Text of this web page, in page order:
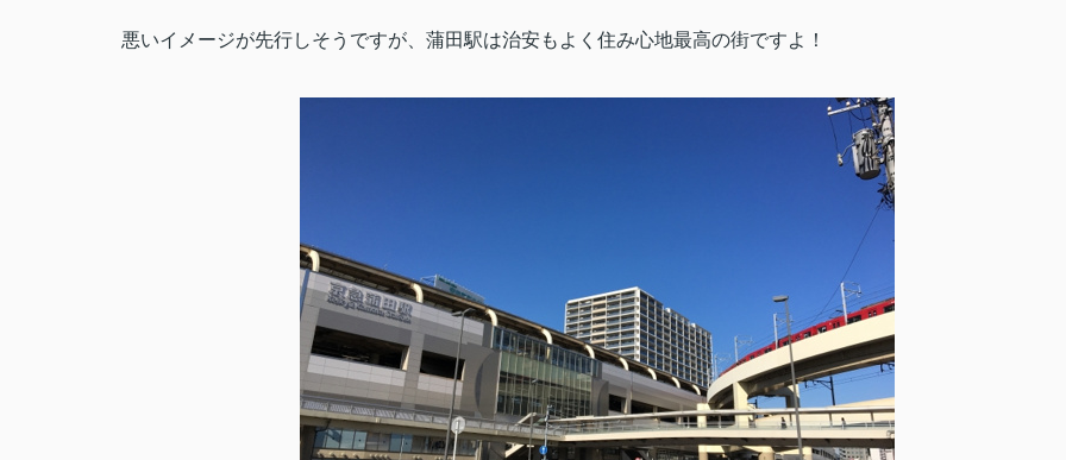
悪いイメージが先行しそうですが、蒲田駅は治安もよく住み心地最高の街ですよ！